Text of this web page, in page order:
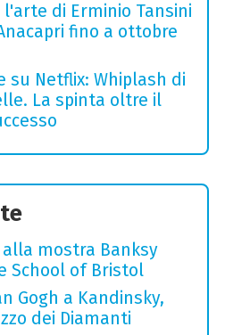
l'arte di Erminio Tansini
fino a ottobre
su Netflix: Whiplash di
La spinta oltre il
mostra Banksy
School of Bristol
Gogh a Kandinsky,
dei Diamanti